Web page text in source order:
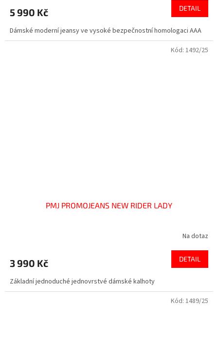
5 990 Kč DETAIL
Dámské moderní jeansy ve vysoké bezpečnostní homologaci AAA
PMJ PROMOJEANS NEW RIDER LADY
Na dotaz
3 990 Kč DETAIL
Základní jednoduché jednovrstvé dámské kalhoty
Kód: 1492/25
Kód: 1489/25